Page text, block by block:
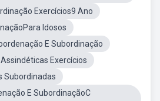
Exercícios9 Ano
Idosos
E Subordinação
Exercícios
Subordinadas
E SubordinaçãoC